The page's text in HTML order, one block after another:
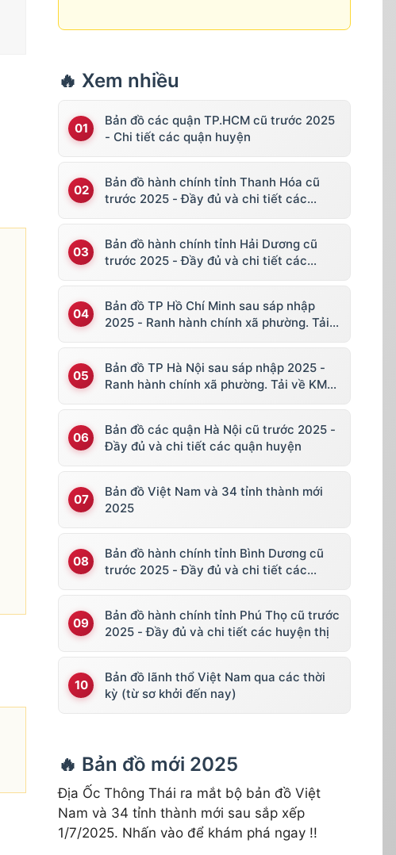
🔥 Xem nhiều
Bản đồ các quận TP.HCM cũ trước 2025
- Chi tiết các quận huyện
Bản đồ hành chính tỉnh Thanh Hóa cũ
trước 2025 - Đầy đủ và chi tiết các
Bản đồ hành chính tỉnh Hải Dương cũ
trước 2025 - Đầy đủ và chi tiết các
Bản đồ TP Hồ Chí Minh sau sáp nhập
2025 - Ranh hành chính xã phường. Tải
Bản đồ TP Hà Nội sau sáp nhập 2025 -
Ranh hành chính xã phường. Tải về KML,
Bản đồ các quận Hà Nội cũ trước 2025 -
Đầy đủ và chi tiết các quận huyện
Bản đồ Việt Nam và 34 tỉnh thành mới
2025
Bản đồ hành chính tỉnh Bình Dương cũ
trước 2025 - Đầy đủ và chi tiết các
Bản đồ hành chính tỉnh Phú Thọ cũ trước
2025 - Đầy đủ và chi tiết các huyện thị
Bản đồ lãnh thổ Việt Nam qua các thời
kỳ (từ sơ khởi đến nay)
🔥 Bản đồ mới 2025
Địa Ốc Thông Thái ra mắt bộ bản đồ Việt
Nam và 34 tỉnh thành mới sau sắp xếp
1/7/2025. Nhấn vào để khám phá ngay !!